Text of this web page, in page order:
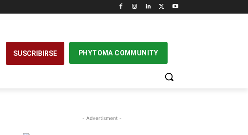
SUSCRIBIRSE PHYTOMA COMMUNITY
- Advertisment -